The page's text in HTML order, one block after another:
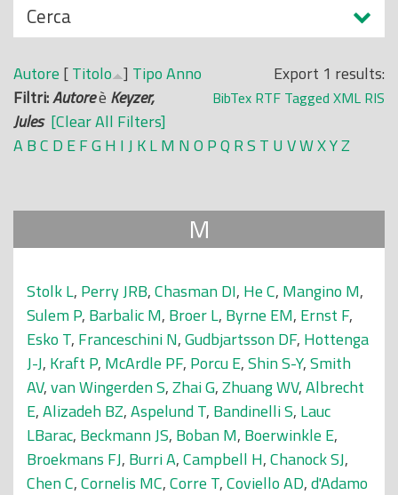
N
a
s
c
o
n
d
Cerca
Export 1 results:
BibTex RTF Tagged XML RIS
Autore [Titolo ] TipoAnno
Filtri:Autoreè Keyzer,
Jules [Clear All Filters]
ABC D EFG H IJ KLM N O PQ RS T U VWXYZ
M
Stolk L, Perry JRB,Chasman DI, He C, Mangino M,
Sulem P, Barbalic M, Broer L, Byrne EM, Ernst F,
Esko T, Franceschini N,Gudbjartsson DF, Hottenga
J-J, Kraft P, McArdle PF, Porcu E,Shin S-Y,Smith
AV,van Wingerden S,Zhai G,Zhuang WV,Albrecht
E,Alizadeh BZ,Aspelund T, Bandinelli S, Lauc
LBarac, Beckmann JS, Boban M, Boerwinkle E,
Broekmans FJ, Burri A,Campbell H,Chanock SJ,
Chen C,Cornelis MC,Corre T,Coviello AD,d'Adamo